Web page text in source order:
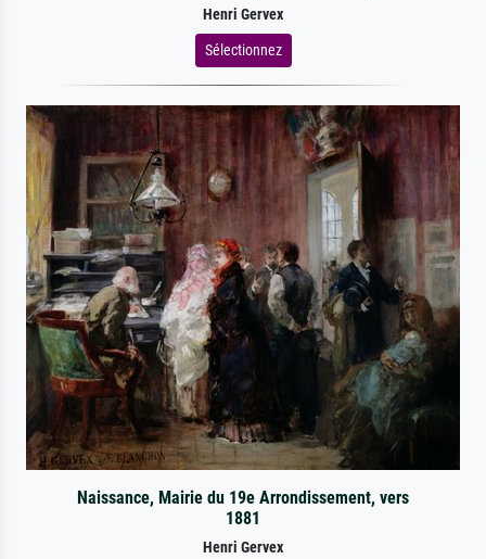
Henri Gervex
Sélectionnez
Naissance, Mairie du 19e Arrondissement, vers
1881
Henri Gervex